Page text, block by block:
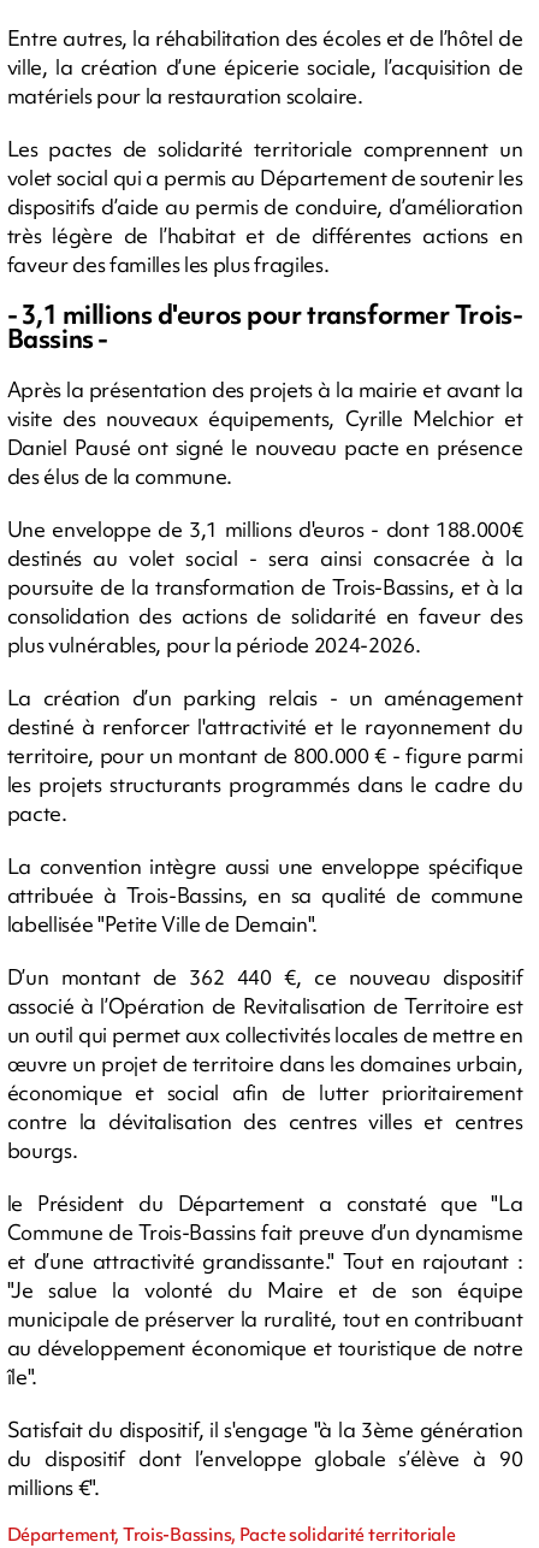
Entre autres, la réhabilitation des écoles et de l’hôtel de
ville, la création d’une épicerie sociale, l’acquisition de
matériels pour la restauration scolaire.
Les pactes de solidarité territoriale comprennent un
volet social qui a permis au Département de soutenir les
dispositifs d’aide au permis de conduire, d’amélioration
très légère de l’habitat et de différentes actions en
faveur des familles les plus fragiles.
- 3,1 millions d'euros pour transformer Trois-
Bassins -
Après la présentation des projets à la mairie et avant la
visite des nouveaux équipements, Cyrille Melchior et
Daniel Pausé ont signé le nouveau pacte en présence
des élus de la commune.
Une enveloppe de 3,1 millions d'euros - dont 188.000€
destinés au volet social - sera ainsi consacrée à la
poursuite de la transformation de Trois-Bassins, et à la
consolidation des actions de solidarité en faveur des
plus vulnérables, pour la période 2024-2026.
La création d’un parking relais - un aménagement
destiné à renforcer l'attractivité et le rayonnement du
territoire, pour un montant de 800.000 € - figure parmi
les projets structurants programmés dans le cadre du
pacte.
La convention intègre aussi une enveloppe spécifique
attribuée à Trois-Bassins, en sa qualité de commune
labellisée "Petite Ville de Demain".
D’un montant de 362 440 €, ce nouveau dispositif
associé à l’Opération de Revitalisation de Territoire est
un outil qui permet aux collectivités locales de mettre en
œuvre un projet de territoire dans les domaines urbain,
économique et social afin de lutter prioritairement
contre la dévitalisation des centres villes et centres
bourgs.
le Président du Département a constaté que "La
Commune de Trois-Bassins fait preuve d’un dynamisme
et d’une attractivité grandissante." Tout en rajoutant :
"Je salue la volonté du Maire et de son équipe
municipale de préserver la ruralité, tout en contribuant
au développement économique et touristique de notre
île".
Satisfait du dispositif, il s'engage "à la 3ème génération
du dispositif dont l’enveloppe globale s’élève à 90
millions €".
Département, Trois-Bassins, Pacte solidarité territoriale